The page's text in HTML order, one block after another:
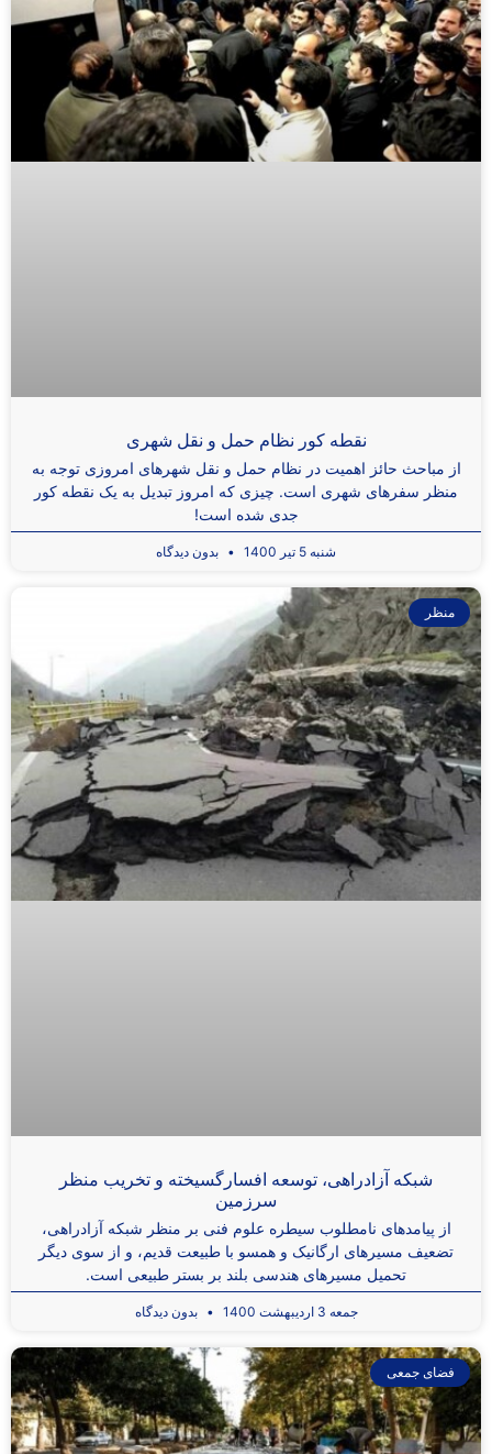
نقطه کور نظام حمل و نقل شهری
از مباحث حائز اهمیت در نظام حمل و نقل شهرهای امروزی توجه به
منظر سفرهای شهری است. چیزی که امروز تبدیل به یک نقطه کور
جدی شده است!
شنبه 5 تیر 1400 بدون دیدگاه
منظر
شبکه آزادراهی، توسعه افسارگسیخته و تخریب منظر
سرزمین
از پیامدهای نامطلوب سیطره علوم فنی بر منظر شبکه آزادراهی،
تضعیف مسیرهای ارگانیک و همسو با طبیعت قدیم، و از سوی دیگر
تحمیل مسیرهای هندسی بلند بر بستر طبیعی است.
جمعه 3 اردیبهشت 1400 بدون دیدگاه
فضای جمعی